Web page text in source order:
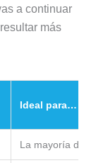
a continuar
más
Ideal para…
La mayoría de